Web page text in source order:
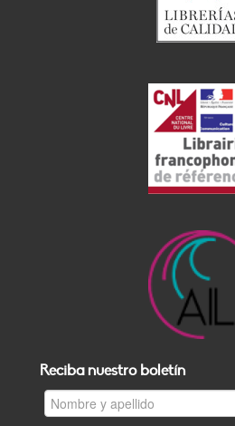
Reciba nuestro boletín